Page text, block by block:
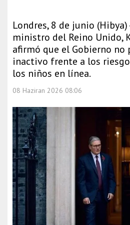
Londres, 8 de junio
ministro del Reino Unido,
afirmó que el Gobierno no
inactivo frente a los
los niños en línea.
08 Haziran 2026 08:06